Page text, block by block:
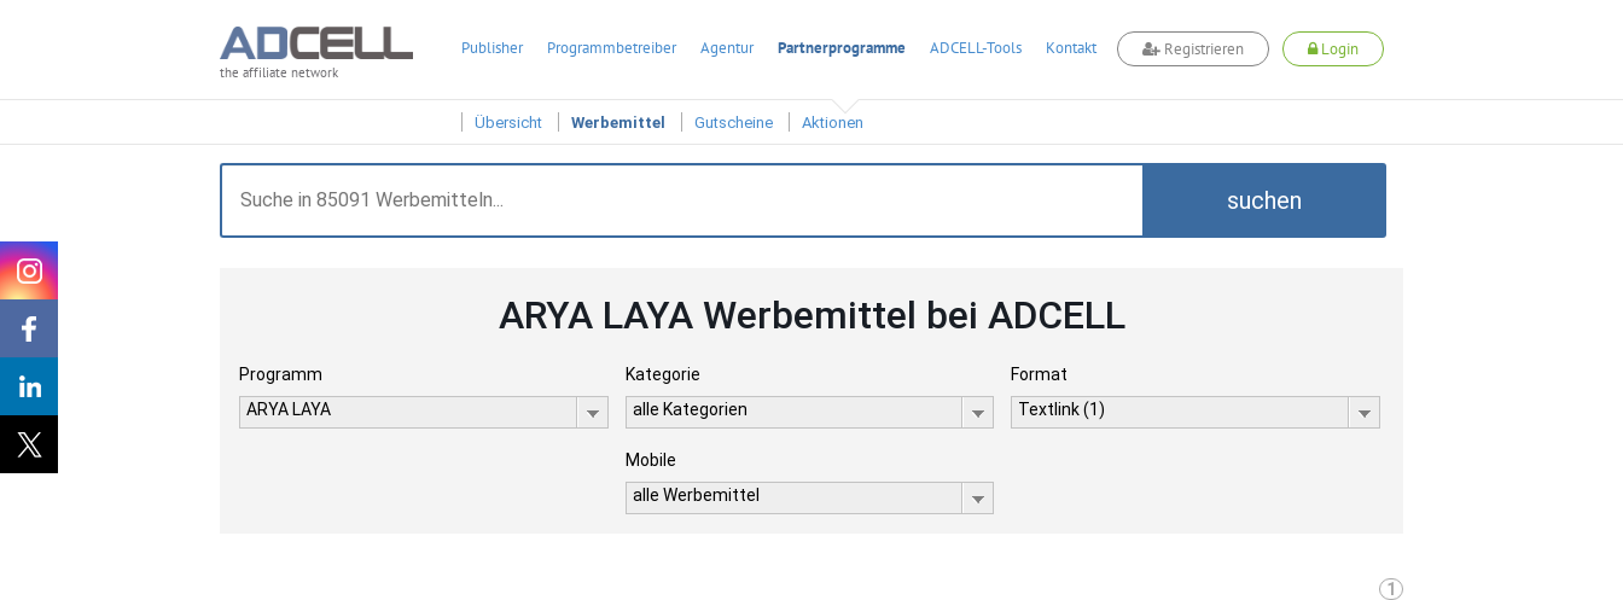
the affiliate network
Publisher Programmbetreiber Agentur Partnerprogramme ADCELL-Tools Kontakt Registrieren Login
Übersicht Werbemittel Gutscheine Aktionen
suchen
ARYA LAYA Werbemittel bei ADCELL
Programm
ARYA LAYA
Kategorie
alle Kategorien
Format
Textlink (1)
Mobile
alle Werbemittel
1